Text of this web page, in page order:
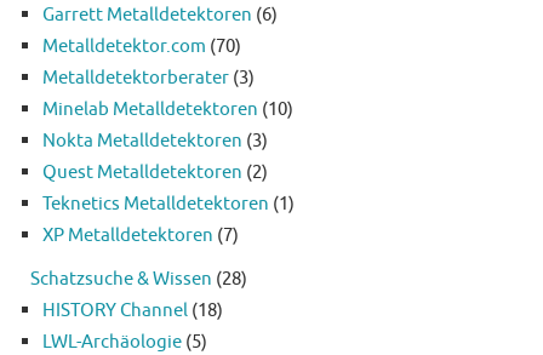
Garrett Metalldetektoren (6)
Metalldetektor.com (70)
Metalldetektorberater (3)
Minelab Metalldetektoren (10)
Nokta Metalldetektoren (3)
Quest Metalldetektoren (2)
Teknetics Metalldetektoren (1)
XP Metalldetektoren (7)
Schatzsuche & Wissen (28)
HISTORY Channel (18)
LWL-Archäologie (5)